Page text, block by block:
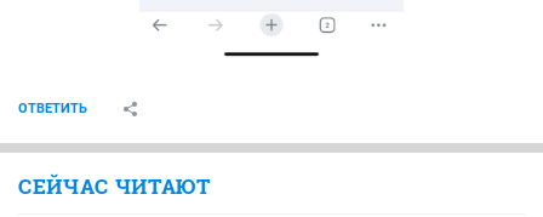
ОТВЕТИТЬ
СЕЙЧАС ЧИТАЮТ